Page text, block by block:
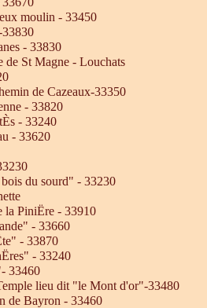
moulin - 33450
- 33830
de St Magne - Louchats
de Cazeaux-33350
- 33820
- 33240
- 33620
du sourd" - 33230
la PiniËre - 33910
- 33660
- 33870
- 33240
33460
lieu dit "le Mont d'or"-33480
de Bayron - 33460